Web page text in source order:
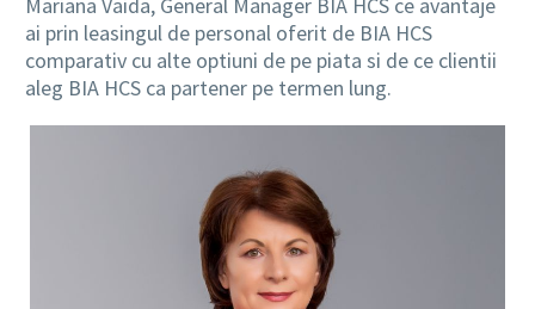
Mariana Vaida, General Manager BIA HCS ce avantaje
ai prin leasingul de personal oferit de BIA HCS
comparativ cu alte optiuni de pe piata si de ce clientii
aleg BIA HCS ca partener pe termen lung.